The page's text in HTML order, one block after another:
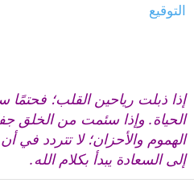
التوقيع
إذا ذبلت رياحين القلب؛ فحتمًا
الحياة. وإذا سئمت من الخلق
الهموم والأحزان؛ لا تتردد في
إلى السعادة يبدأ بكلام الله.